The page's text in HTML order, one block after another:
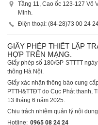
Tầng 11, Cao ốc 123-127 Võ
Minh.
Điện thoại: (84-28)73 00 24
GIẤY PHÉP THIẾT LẬP
HỢP TRÊN MẠNG.
Giấy phép số 180/GP-STTTT
thông Hà Nội.
Giấy xác nhận thông báo cung
PTTH&TTĐT do Cục Phát thanh,
13 tháng 6 năm 2025.
Chịu trách nhiệm quản lý nội
Hotline: 0965 08 24 24